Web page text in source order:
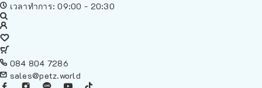
เวลาทำการ: 09:00 - 20:30
084 804 7286
sales@petz.world